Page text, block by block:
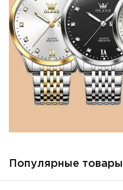
Популярные товары